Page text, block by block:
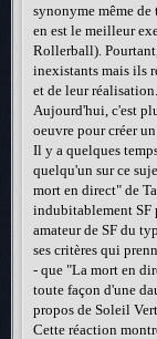
synonyme même de
en est le meilleur
Rollerball).
inexistants mais ils
et de leur réalisation.
Aujourd'hui, c'est
oeuvre pour créer
Il y a quelques
quelqu'un sur ce
mort en direct" de
indubitablement SF
amateur de SF du
ses critères qui
- que "La mort en
toute façon d'une
propos de Soleil
Cette réaction